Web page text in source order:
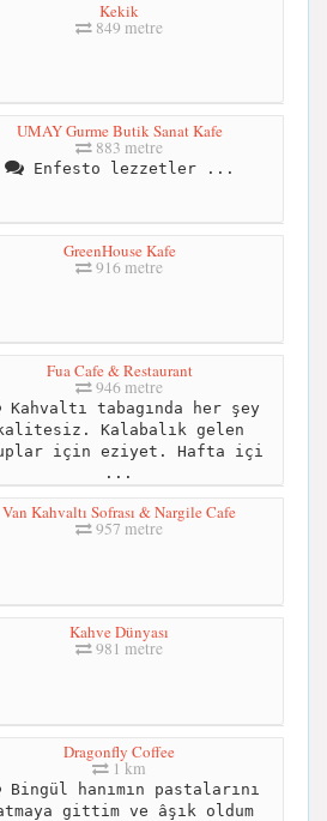
Kekik
849 metre
UMAY Gurme Butik Sanat Kafe
883 metre
Enfesto lezzetler ...
GreenHouse Kafe
916 metre
Fua Cafe & Restaurant
946 metre
Kahvaltı tabagında her şey
Kalabalık gelen
için eziyet. Hafta içi
...
Van Kahvaltı Sofrası & Nargile Cafe
957 metre
Kahve Dünyası
981 metre
Dragonfly Coffee
1 km
Bingül hanımın pastalarını
gittim ve âşık oldum